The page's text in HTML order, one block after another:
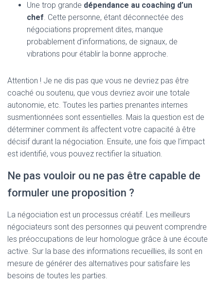
Une trop grande dépendance au coaching d’un
chef. Cette personne, étant déconnectée des
négociations proprement dites, manque
probablement d’informations, de signaux, de
vibrations pour établir la bonne approche.
Attention ! Je ne dis pas que vous ne devriez pas être
coaché ou soutenu, que vous devriez avoir une totale
autonomie, etc. Toutes les parties prenantes internes
susmentionnées sont essentielles. Mais la question est de
déterminer comment ils affectent votre capacité à être
décisif durant la négociation. Ensuite, une fois que l’impact
est identifié, vous pouvez rectifier la situation.
Ne pas vouloir ou ne pas être capable de
formuler une proposition ?
La négociation est un processus créatif. Les meilleurs
négociateurs sont des personnes qui peuvent comprendre
les préoccupations de leur homologue grâce à une écoute
active. Sur la base des informations recueillies, ils sont en
mesure de générer des alternatives pour satisfaire les
besoins de toutes les parties.